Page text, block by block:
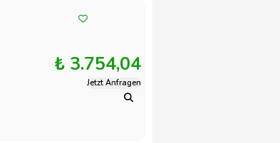
₺ 3.754,04
Jetzt Anfragen